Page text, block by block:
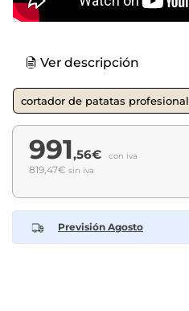
Ver descripción
cortador de patatas profesional
991,56€ con iva
819,47€ sin iva
Previsión Agosto